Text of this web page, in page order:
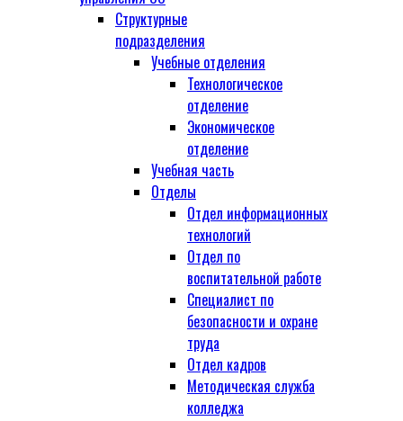
Структурные
подразделения
Учебные отделения
Технологическое
отделение
Экономическое
отделение
Учебная часть
Отделы
Отдел информационных
технологий
Отдел по
воспитательной работе
Специалист по
безопасности и охране
труда
Отдел кадров
Методическая служба
колледжа